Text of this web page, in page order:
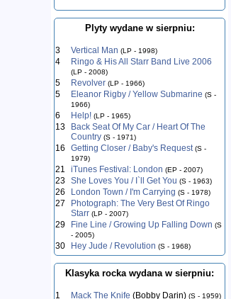
Plyty wydane w sierpniu:
3 Vertical Man (LP - 1998)
4 Ringo & His All Starr Band Live 2006
(LP - 2008)
5 Revolver (LP - 1966)
5 Eleanor Rigby / Yellow Submarine (S -
1966)
6 Help! (LP - 1965)
13
Back Seat Of My Car / Heart Of The
Country (S - 1971)
16 Getting Closer / Baby's Request (S -
1979)
21 iTunes Festival: London (EP - 2007)
23 She Loves You / I`ll Get You (S - 1963)
26 London Town / I'm Carrying (S - 1978)
27
Photograph: The Very Best Of Ringo
Starr (LP - 2007)
29 Fine Line / Growing Up Falling Down (S
- 2005)
30 Hey Jude / Revolution (S - 1968)
Klasyka rocka wydana w sierpniu:
1 Mack The Knife (Bobby Darin) (S - 1959)